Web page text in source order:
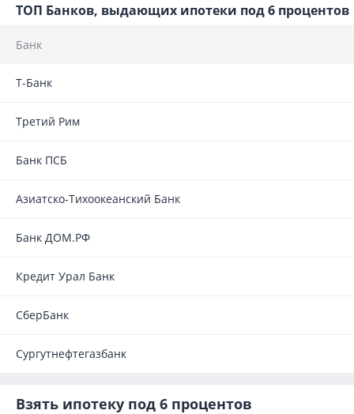
ТОП Банков, выдающих ипотеки под 6 процентов
Банк
Т-Банк
Третий Рим
Банк ПСБ
Азиатско-Тихоокеанский Банк
Банк ДОМ.РФ
Кредит Урал Банк
СберБанк
Сургутнефтегазбанк
Взять ипотеку под 6 процентов